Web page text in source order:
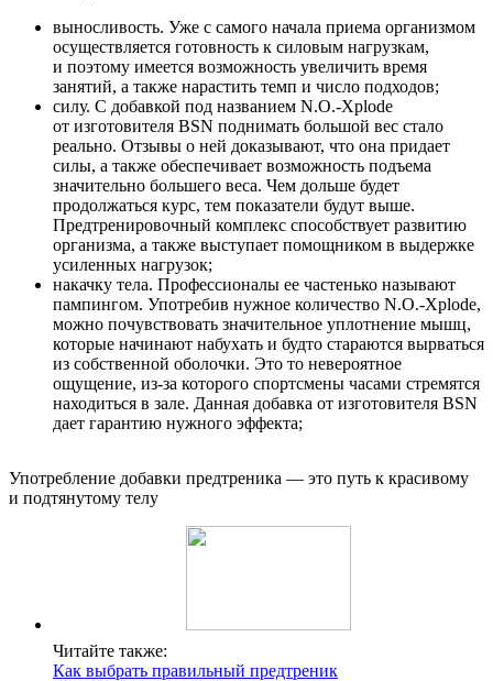
выносливость. Уже с самого начала приема организмом
осуществляется готовность к силовым нагрузкам,
и поэтому имеется возможность увеличить время
занятий, а также нарастить темп и число подходов;
силу. С добавкой под названием N.O.-Xplode
от изготовителя BSN поднимать большой вес стало
реально. Отзывы о ней доказывают, что она придает
силы, а также обеспечивает возможность подъема
значительно большего веса. Чем дольше будет
продолжаться курс, тем показатели будут выше.
Предтренировочный комплекс способствует развитию
организма, а также выступает помощником в выдержке
усиленных нагрузок;
накачку тела. Профессионалы ее частенько называют
пампингом. Употребив нужное количество N.O.-Xplode,
можно почувствовать значительное уплотнение мышц,
которые начинают набухать и будто стараются вырваться
из собственной оболочки. Это то невероятное
ощущение, из-за которого спортсмены часами стремятся
находиться в зале. Данная добавка от изготовителя BSN
дает гарантию нужного эффекта;
Употребление добавки предтреника — это путь к красивому
и подтянутому телу
Читайте также:
Как выбрать правильный предтреник